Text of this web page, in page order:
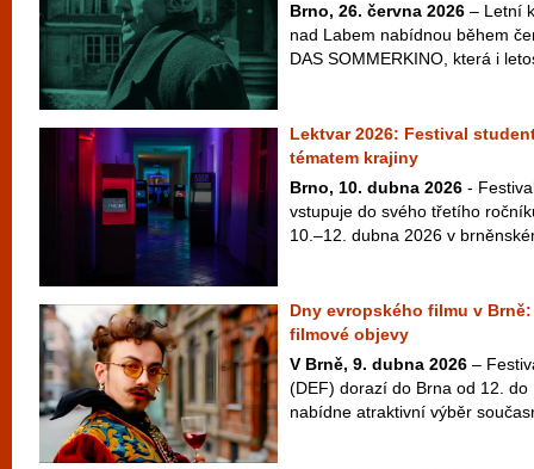
Brno, 26. června 2026 – Letní
nad Labem nabídnou během
DAS SOMMERKINO, která i
Lektvar 2026: Festival
tématem krajiny
Brno, 10. dubna 2026 -
vstupuje do svého třetího
10.–12. dubna 2026 v
Dny evropského filmu v
filmové objevy
V Brně, 9. dubna 2026 –
(DEF) dorazí do Brna od 12.
nabídne atraktivní výběr